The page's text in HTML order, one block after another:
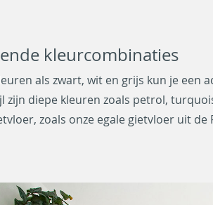
kleurcombinaties
als zwart, wit en grijs kun je
zijn diepe kleuren zoals petrol,
zoals onze egale gietvloer uit